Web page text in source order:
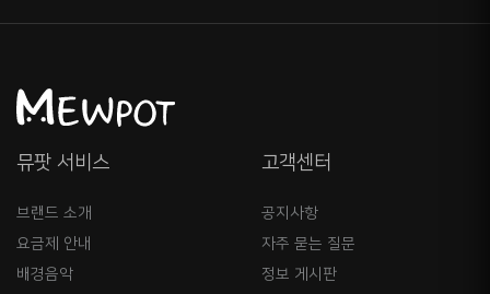
뮤팟 서비스
브랜드 소개
요금제 안내
배경음악
고객센터
공지사항
자주 묻는 질문
정보 게시판